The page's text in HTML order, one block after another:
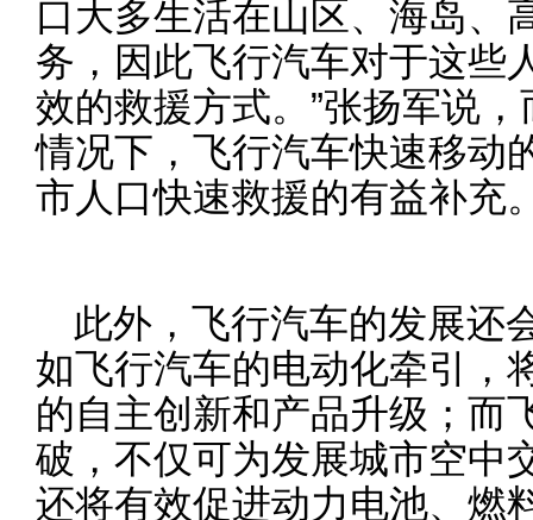
口大多生活在山区、海岛、
务，因此飞行汽车对于这些
效的救援方式。”张扬军说
情况下，飞行汽车快速移动
市人口快速救援的有益补充
此外，飞行汽车的发展还
如飞行汽车的电动化牵引，
的自主创新和产品升级；而
破，不仅可为发展城市空中
还将有效促进动力电池、燃